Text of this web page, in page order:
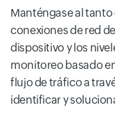
Manténgase al tanto
conexiones de red
dispositivo y los
monitoreo basado
flujo de tráfico a
identificar y